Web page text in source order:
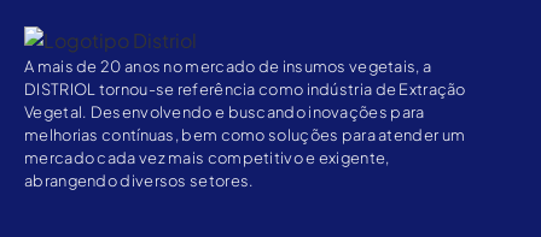
A mais de 20 anos no mercado de insumos vegetais, a
DISTRIOL tornou-se referência como indústria de Extração
Vegetal. Desenvolvendo e buscando inovações para
melhorias contínuas, bem como soluções para atender um
mercado cada vez mais competitivo e exigente,
abrangendo diversos setores.